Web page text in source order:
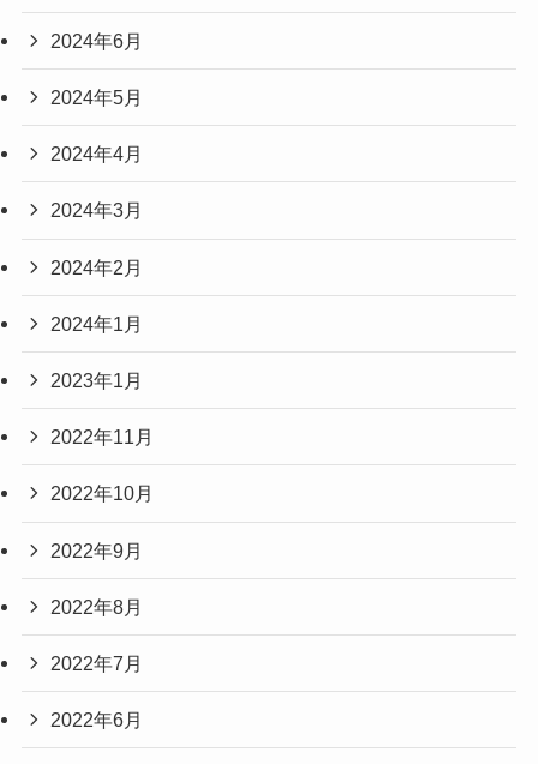
2024年6月
2024年5月
2024年4月
2024年3月
2024年2月
2024年1月
2023年1月
2022年11月
2022年10月
2022年9月
2022年8月
2022年7月
2022年6月